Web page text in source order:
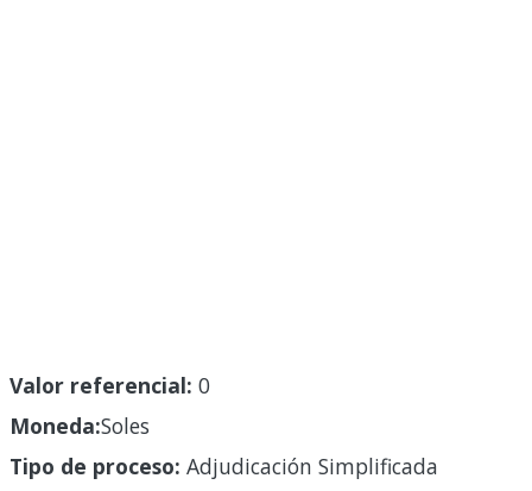
Valor referencial: 0
Moneda:Soles
Tipo de proceso: Adjudicación Simplificada